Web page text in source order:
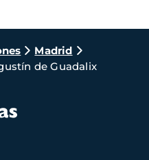
Madrid
de Guadalix